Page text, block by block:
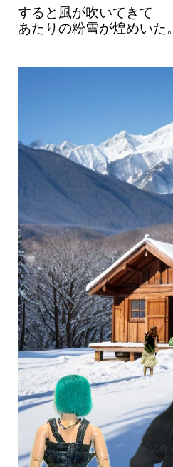
すると風が吹いてきて
あたりの粉雪が煌めいた。